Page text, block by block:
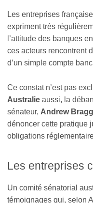
Les entreprises
expriment très
l’attitude des banques
ces acteurs rencontrent
d’un simple compte
Ce constat n’est pas
Australie aussi, la
sénateur, Andrew Bragg
dénoncer cette pratique
obligations
Les entreprises
Un comité sénatorial
témoignages qui, selon